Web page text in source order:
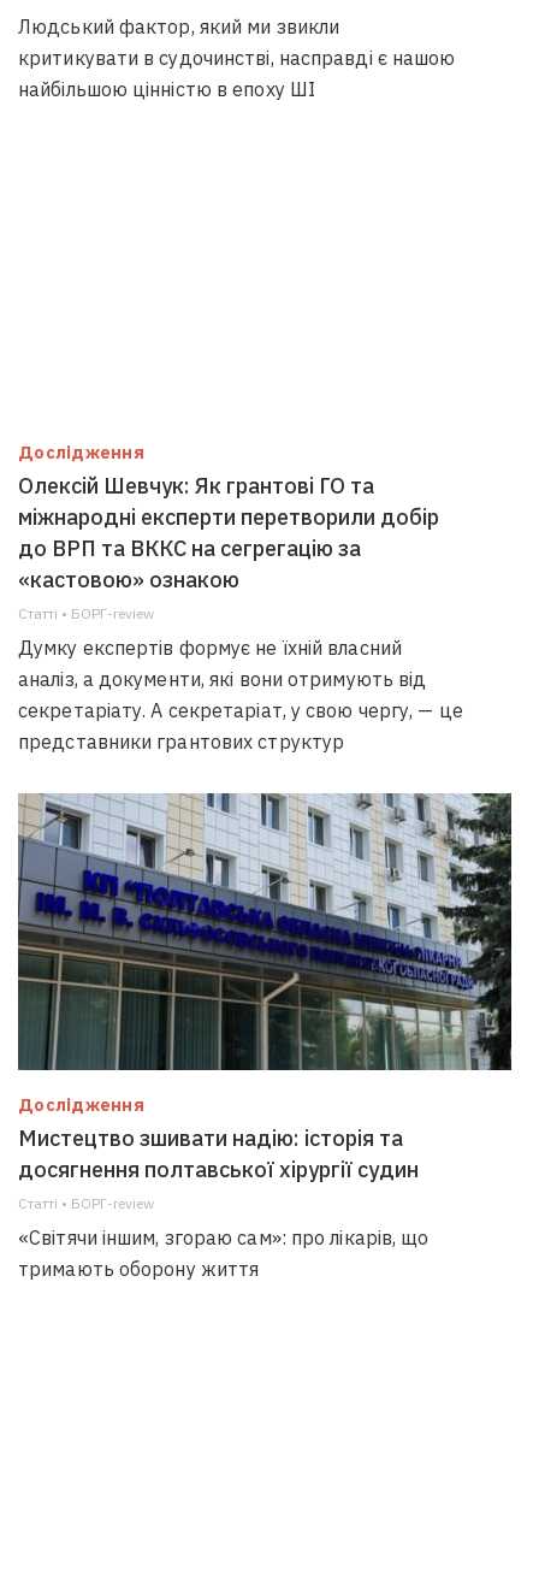
Людський фактор, який ми звикли
критикувати в судочинстві, насправді є нашою
найбільшою цінністю в епоху ШІ
Дослідження
Олексій Шевчук: Як грантові ГО та
міжнародні експерти перетворили добір
до ВРП та ВККС на сегрегацію за
«кастовою» ознакою
Статті • БОРГ-review
Думку експертів формує не їхній власний
аналіз, а документи, які вони отримують від
секретаріату. А секретаріат, у свою чергу, — це
представники грантових структур
Дослідження
Мистецтво зшивати надію: історія та
досягнення полтавської хірургії судин
Статті • БОРГ-review
«Світячи іншим, згораю сам»: про лікарів, що
тримають оборону життя